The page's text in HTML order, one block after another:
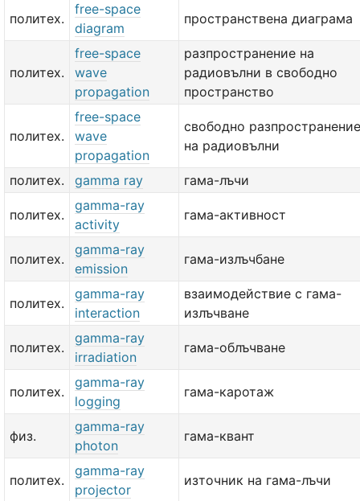
политех.
free-space
diagram
пространствена диаграма
политех.
free-space
wave
propagation
разпространение на
радиовълни в свободно
пространство
политех.
free-space
wave
propagation
свободно разпространение
на радиовълни
политех. gamma ray гама-лъчи
политех.
gamma-ray
activity
гама-активност
политех.
gamma-ray
emission
гама-излъчбане
политех.
gamma-ray
interaction
взаимодействие с гама-
излъчване
политех.
gamma-ray
irradiation
гама-облъчване
политех.
gamma-ray
logging
гама-каротаж
физ.
gamma-ray
photon
гама-квант
политех.
gamma-ray
projector
източник на гама-лъчи